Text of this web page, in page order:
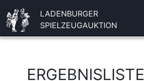
LADENBURGER
SPIELZEUGAUKTION
ERGEBNISLISTE